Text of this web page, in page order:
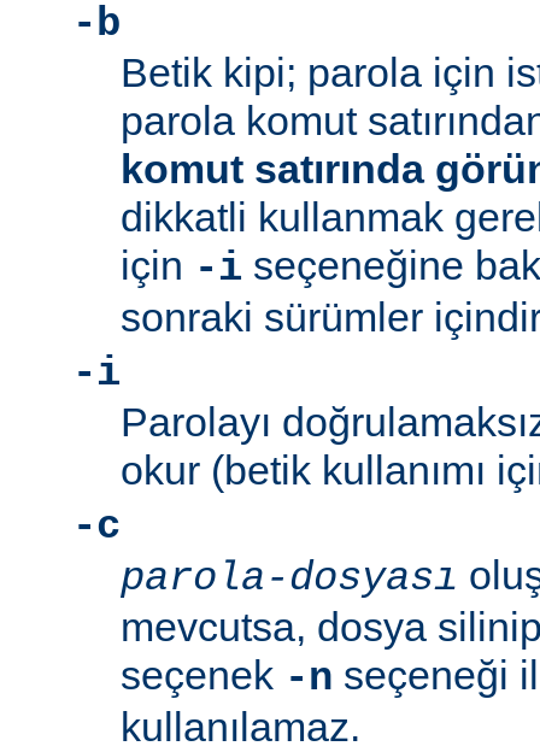
-b
Betik kipi; parola için
parola komut
komut satırında
dikkatli kullanmak
için -i seçeneğine
sonraki sürümler
-i
Parolayı
okur (betik kullanımı
-c
parola-dosyası
mevcutsa, dosya
seçenek -n seçeneği
kullanılamaz.